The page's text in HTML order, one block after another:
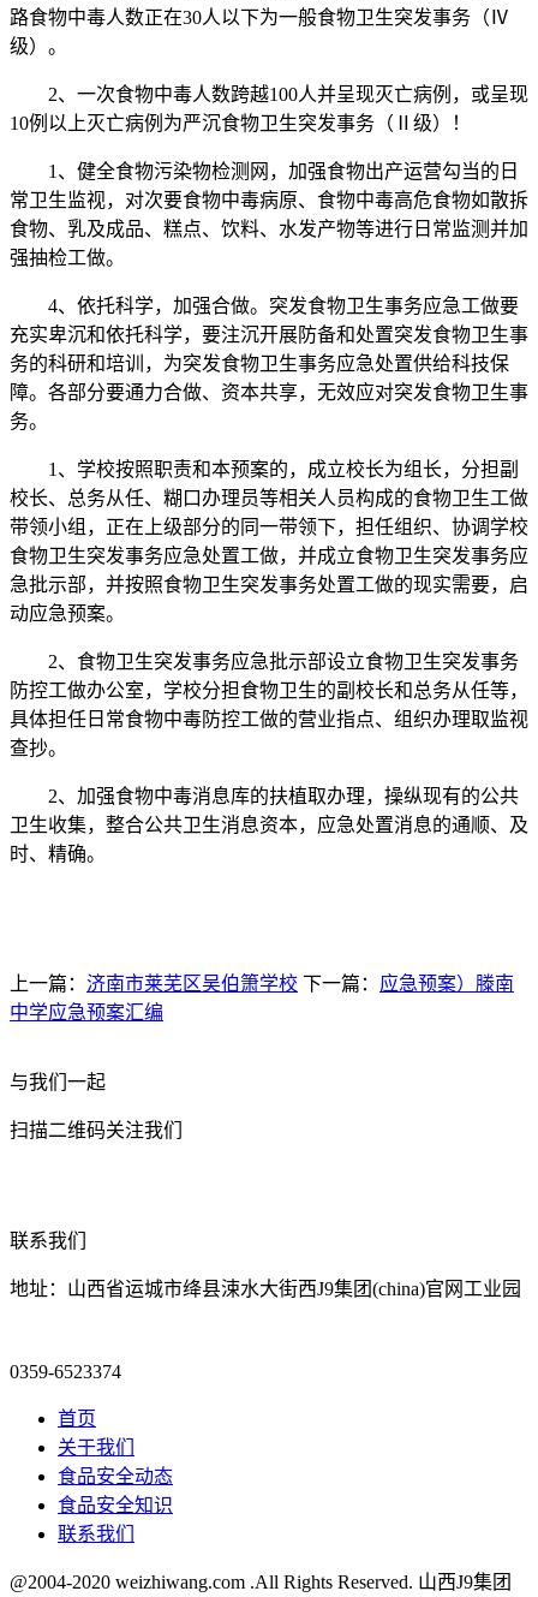
路食物中毒人数正在30人以下为一般食物卫生突发事务（Ⅳ
级）。
2、一次食物中毒人数跨越100人并呈现灭亡病例，或呈现
10例以上灭亡病例为严沉食物卫生突发事务（Ⅱ级）！
1、健全食物污染物检测网，加强食物出产运营勾当的日
常卫生监视，对次要食物中毒病原、食物中毒高危食物如散拆
食物、乳及成品、糕点、饮料、水发产物等进行日常监测并加
强抽检工做。
4、依托科学，加强合做。突发食物卫生事务应急工做要
充实卑沉和依托科学，要注沉开展防备和处置突发食物卫生事
务的科研和培训，为突发食物卫生事务应急处置供给科技保
障。各部分要通力合做、资本共享，无效应对突发食物卫生事
务。
1、学校按照职责和本预案的，成立校长为组长，分担副
校长、总务从任、糊口办理员等相关人员构成的食物卫生工做
带领小组，正在上级部分的同一带领下，担任组织、协调学校
食物卫生突发事务应急处置工做，并成立食物卫生突发事务应
急批示部，并按照食物卫生突发事务处置工做的现实需要，启
动应急预案。
2、食物卫生突发事务应急批示部设立食物卫生突发事务
防控工做办公室，学校分担食物卫生的副校长和总务从任等，
具体担任日常食物中毒防控工做的营业指点、组织办理取监视
查抄。
2、加强食物中毒消息库的扶植取办理，操纵现有的公共
卫生收集，整合公共卫生消息资本，应急处置消息的通顺、及
时、精确。
上一篇： 济南市莱芜区吴伯箫学校 下一篇： 应急预案）滕南
中学应急预案汇编
与我们一起
扫描二维码关注我们
联系我们
地址：山西省运城市绛县涑水大街西J9集团(china)官网工业园
0359-6523374
首页
关于我们
食品安全动态
食品安全知识
联系我们
@2004-2020 weizhiwang.com .All Rights Reserved. 山西J9集团